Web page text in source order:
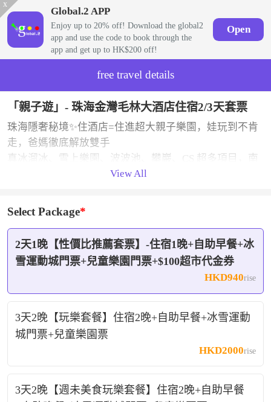
x
Global.2 APP
Enjoy up to 20% off! Download the global2
app and use the code to book through the
app and get up to HK$200 off!
Open
free travel details
「親子遊」- 珠海金灣毛林大酒店住宿2/3天套票
珠海隱奢秘境✨住酒店=住進超大親子樂園，娃玩到不肯
走，爸媽徹底解放雙手
真冰溜冰、雪上樂園、波波池、攀巖、CS 超多項目，南
不踩雷💯
View All
Select Package
2天1晚【性價比推薦套票】-住宿1晚+自助早餐+冰
雪運動城門票+兒童樂園門票+$100超市代金券
HKD940rise
3天2晚【玩樂套餐】住宿2晚+自助早餐+冰雪運動
城門票+兒童樂園票
HKD2000rise
3天2晚【週未美食玩樂套餐】住宿2晚+自助早餐